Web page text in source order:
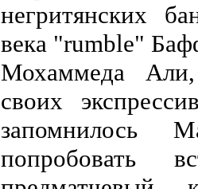
негритянских
века "rumble"
Мохаммеда
своих
попробовать